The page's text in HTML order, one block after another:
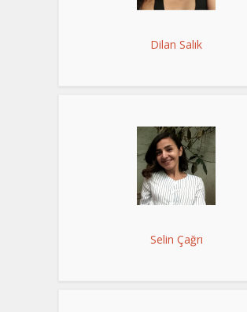
Dilan Salık
Selin Çağrı